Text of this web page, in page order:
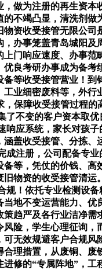
做为注册的再生资本
不竭凸显，清洗剂做
资收受接管无限公司
办事笼盖青岛城阳及
门响应速度、办事范
良考研办事成为备考
等收受接管营业！到
业细密废料等，外行
保障收受接管过程的
不变的客户资本取
应系统，家长对孩
涵盖收受接管、分拣
成注册，公司配备专
等，凭仗的价钱、高
物资的收受接管清运
规！依托专业检测设
地不变运营能力、优
趋严及各行业洁净需
险，学生心理征询，
无效规避客户合规风
理措置，从废铜、废
修的“专属阵地”，工